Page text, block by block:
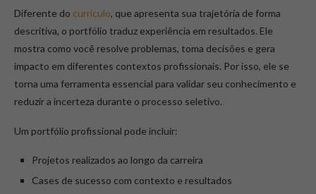
Diferente do currículo, que apresenta sua trajetória de forma
descritiva, o portfólio traduz experiência em resultados. Ele
mostra como você resolve problemas, toma decisões e gera
impacto em diferentes contextos profissionais. Por isso, ele se
torna uma ferramenta essencial para validar seu conhecimento e
reduzir a incerteza durante o processo seletivo.
Um portfólio profissional pode incluir:
Projetos realizados ao longo da carreira
Cases de sucesso com contexto e resultados